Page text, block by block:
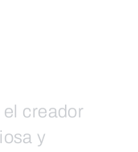
el creador
y